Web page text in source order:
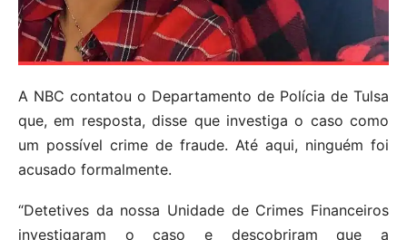
A NBC contatou o Departamento de Polícia de Tulsa
que, em resposta, disse que investiga o caso como
um possível crime de fraude. Até aqui, ninguém foi
acusado formalmente.
“Detetives da nossa Unidade de Crimes Financeiros
investigaram o caso e descobriram que a